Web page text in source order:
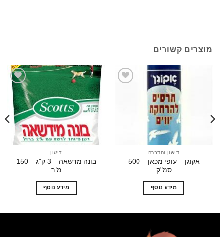
קשורים
הוסף
המשאלות
דישון והדברה
אקוגן – עופי מכאן – 500
מידע נוסף
הוסף
לרשימת
המשאלות
בונה מדשאה – 3 ק"ג – 150
מידע נוסף